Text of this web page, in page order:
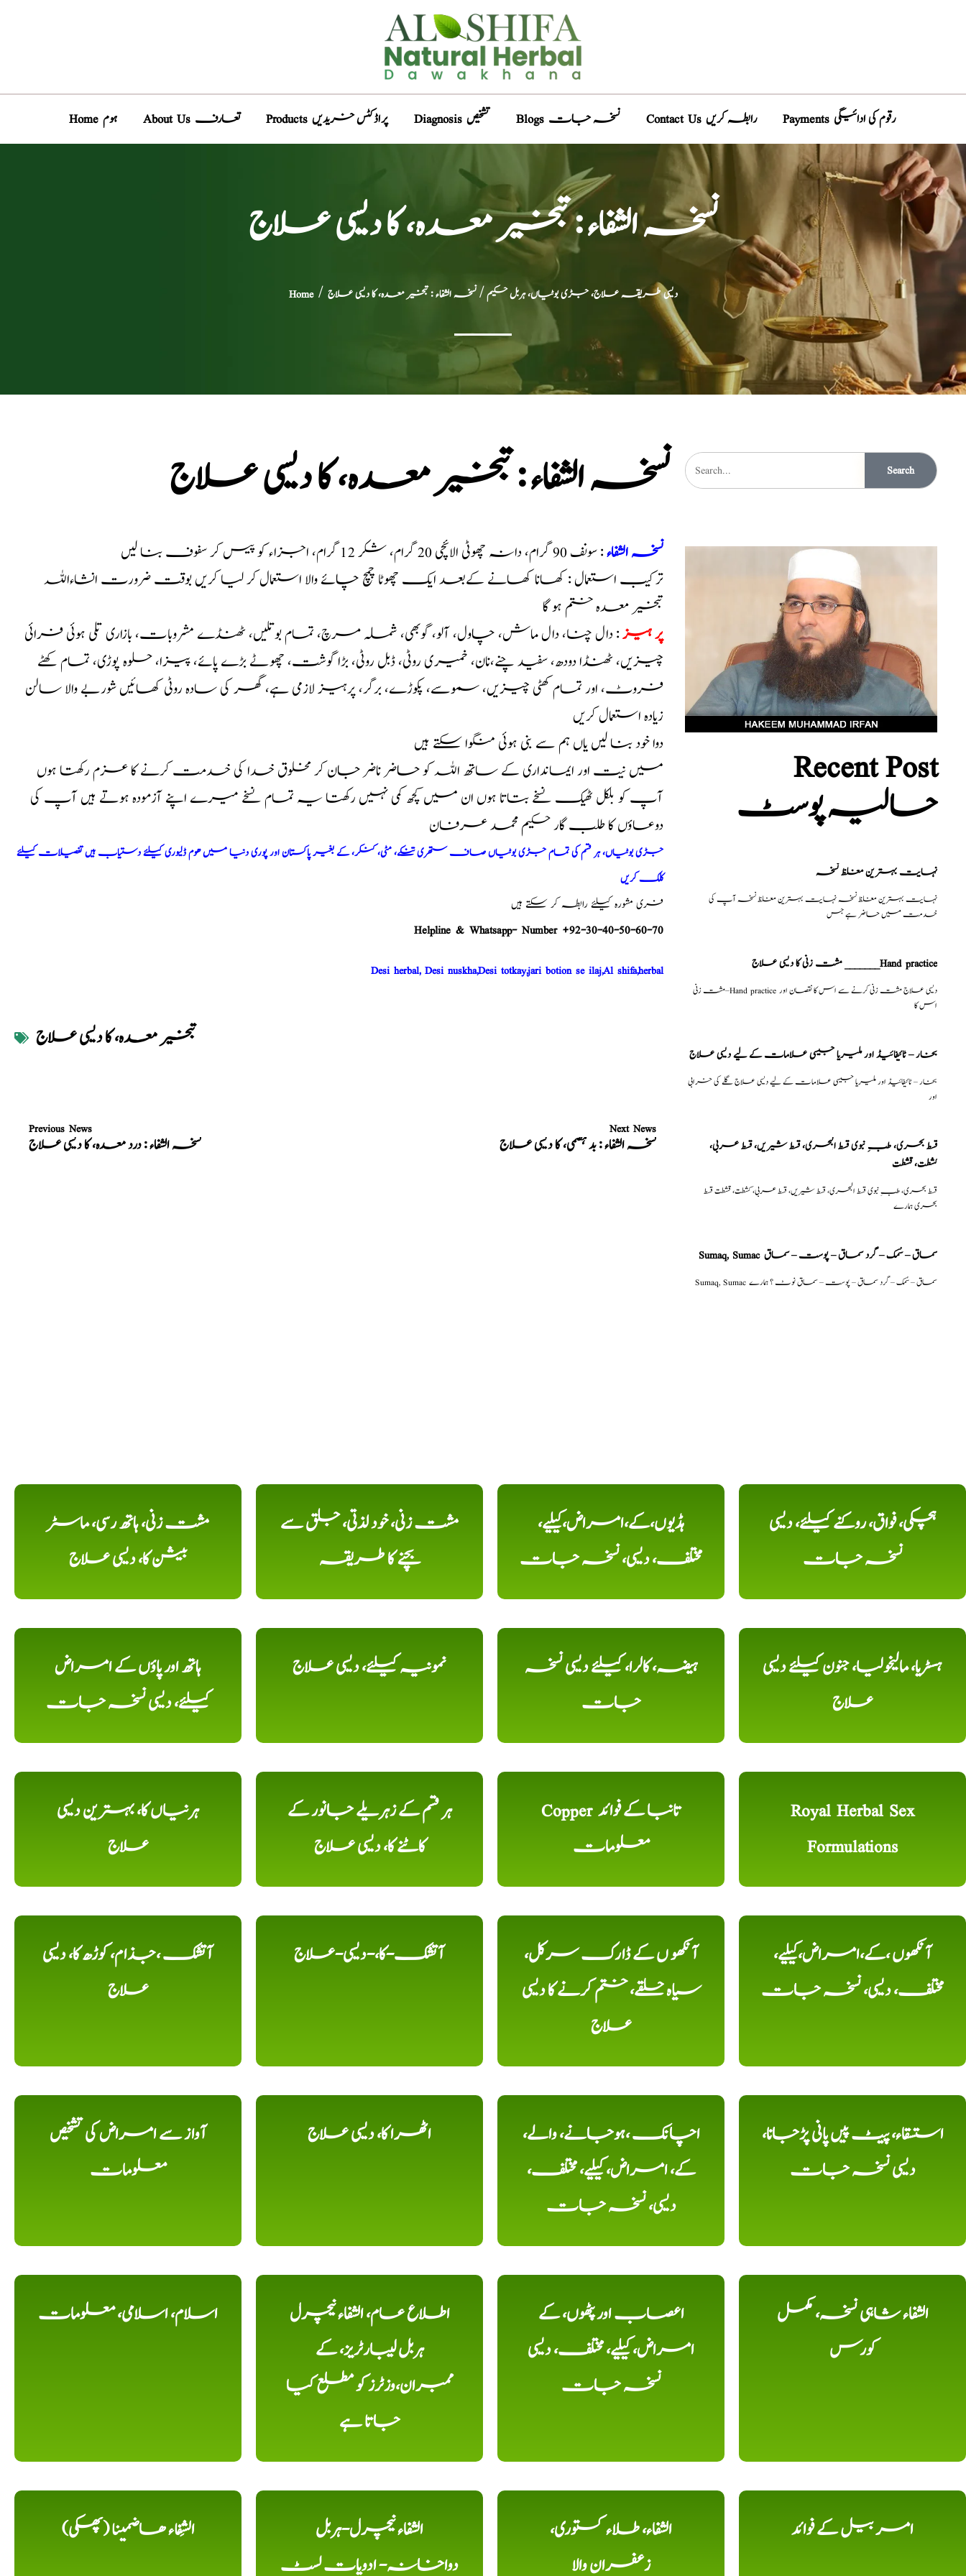
Home ہوم About Us تعارف Products پراڈکٹس خریدیں Diagnosis تشخیص Blogs نسخہ جات Contact Us رابطہ کریں Payments رقوم کی ادائیگی
نسخہ الشفاء : تبخیر معدہ، کا دیسی علاج
Home/ دیسی طریقہ علاج، جڑی بوٹیاں، ہربل حکیم/ نسخہ الشفاء : تبخیر معدہ، کا دیسی علاج
نسخہ الشفاء : تبخیر معدہ، کا دیسی علاج
نسخہ الشفاء: سونف 90 گرام، دانہ چھوٹی الائچی 20 گرام، شکر 12 گرام، اجزاء کو پیس کر سفوف بنا لیں
ترکیب استعمال : کھانا کھانے کےبعد ایک چھوٹا چمچ چائے والا استعمال کر لیا کریں بوقت ضرورت انشاءاللہ
تبخیر معدہ ختم ہو گا
پر ہیز: دال چنا، دال ماش، چاول، آلو، گوبھی، شملہ مرچ، تمام بوتلیں، ٹھنڈے مشروبات، بازاری تلی ہوئی فرائی
چیزیں، ٹھنڈا دودھ، سفید چنے،نان، خمیری روٹی، ڈبل روٹی، بڑا گوشت، چھوٹے بڑے پائے، پیزا، حلوہ پوڑی، تمام کھٹے
فروٹ، اور تمام کھٹی چیزیں، سموسے، پکوڑے، برگر، پرہیز لازمی ہے، گھر کی سادہ روٹی کھائیں شوربے والا سالن
زیادہ استعمال کریں
دوا خود بنا لیں یاں ہم سے بنی ہوئی منگوا سکتے ہیں
میں نیت اور ایمانداری کے ساتھ اللہ کو حاضر ناضر جان کر مخلوق خدا کی خدمت کرنے کا عزم رکھتا ہوں
آپ کو بلکل ٹھیک نسخے بتاتا ہوں ان میں کچھ کمی نہیں رکھتا یہ تمام نسخے میرے اپنے آزمودہ ہوتے ہیں آپ کی
دوعاؤں کا طلب گار حکیم محمد عرفان
جڑی بوٹیاں، ہر قسم کی تمام جڑی بوٹیاں صاف ستھری تنکے، مٹی، کنکر، کے بغیر پاکستان اور پوری دنیا میں ھوم ڈلیوری کیلئے دستیاب ہیں تفصیلات کیلئے
کلک کریں
فری مشورہ کیلئے رابطہ کر سکتے ہیں
Helpline & Whatsapp- Number +92-30-40-50-60-70
Desi herbal, Desi nuskha,Desi totkay,jari botion se ilaj,Al shifa,herbal
تبخیر معدہ، کا دیسی علاج
Previous News
نسخہ الشفاء : درد معدہ، کا دیسی علاج
Next News
نسخہ الشفاء : بد ہضمی، کا دیسی علاج
Search
Recent Post
حالیہ پوسٹ
نہایت بہترین مغلظ نسخہ
نہایت بہترین مغلظ نسخہ نہایت بہترین مغلظ نسخہ آپ کی
خدمت میں حاضر ہے جس
مشت زنی کا دیسی علاج _______Hand practice
مشت زنی–Hand practice دیسی علاج مشت زنی کرنے سے اس کا نقصان اور
اس کا
بخار – ٹائیفائیڈ اور ملیریا جیسی علامات کے لیے دیسی علاج
بخار – ٹائیفائیڈ اور ملیریا جیسی علامات کے لیے دیسی علاج گلے کی خرابی
اور
قسط بحری، طبِ نبوی قسط البحری، قسط شیریں، قسط عربی،
كشطت، قشطت
بحری ہمارے
Sumaq, Sumac سماق – سُمک – گرد سماق – پوست – سماق
Sumaq, Sumac سماق – سُمک – گرد سماق – پوست – سماق نوٹ ؟ ہمارے
مشت زنی، ہاتھ رسی، ماسٹر
بیشن کا، دیسی علاج
مشت زنی، خود لذتی، جلق سے
بچنے کا طریقہ
ہڈیوں،کے،امراض،کیلیے،
مختلف، دیسی، نسخہ جات
ہچکی، فواق، روکنے کیلئے، دیسی
نسخہ جات
ہاتھ اور پاؤں کے امراض
کیلئے، دیسی نسخہ جات
نمونیہ کیلئے، دیسی علاج
ہیضہ، کالرا، کیلئے دیسی نسخہ
جات
ہسٹریا، مالیخولیا، جنون کیلئے دیسی
علاج
ہرنیاں کا، بہترین دیسی
علاج
ہر قسم کے زہریلے جانور کے
کاٹنے کا، دیسی علاج
Copper تانبا کے فوائد
معلومات
Royal Herbal Sex
Formulations
آتشک ،جذام، کوڑھ کا، دیسی
علاج
آتشک-کا،-دیسی-علاج
آنکھو ں کے ڈارک سرکل،
سیاہ حلقے، ختم کرنے کا دیسی
علاج
آنکھوں ،کے،امراض،کیلیے،
مختلف، دیسی، نسخہ جات
آواز سے امراض کی تشخیص
معلومات
اٹھرا کا، دیسی علاج
اچانک ،ہوجانے، والے،
کے، امراض، کیلیے، مختلف،
دیسی، نسخہ جات
استسقاء، پیٹ پیں پانی پڑجانا،
دیسی نسخہ جات
اسلام، اسلامی، معلومات
اطلاع عام، الشفاء نیچرل
ہربل لیبارٹریز، کے
ممبران،وزٹرز کو مطلع کیا
جاتا ہے
اعصاب اور پٹھوں، کے
امراض، کیلیے، مختلف، دیسی
نسخہ جات
الشفاء شاہی نسخہ، مکمل
کورس
الشِفاء ھاضمینا (پھکی)
الشفاء نیچرل-ہربل
دواخانہ- ادویات لسٹ
الشفاء، طلاء کستوری،
زعفران والا
امر بیل کے فوائد